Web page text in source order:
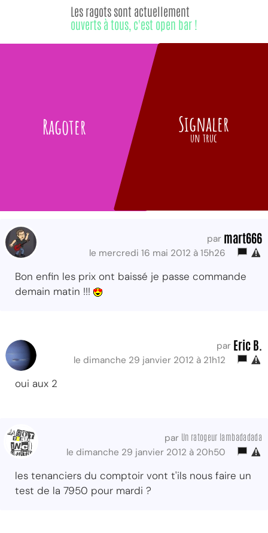
Ragoter
Les ragots sont actuellement
ouverts à tous, c'est open bar !
Signaler
un truc
par mart666
le mercredi 16 mai 2012 à 15h26
Bon enfin les prix ont baissé je passe commande
demain matin !!!
par Eric B.
le dimanche 29 janvier 2012 à 21h12
oui aux 2
par Un ratogeur lambadadada
le dimanche 29 janvier 2012 à 20h50
les tenanciers du comptoir vont t'ils nous faire un
test de la 7950 pour mardi ?